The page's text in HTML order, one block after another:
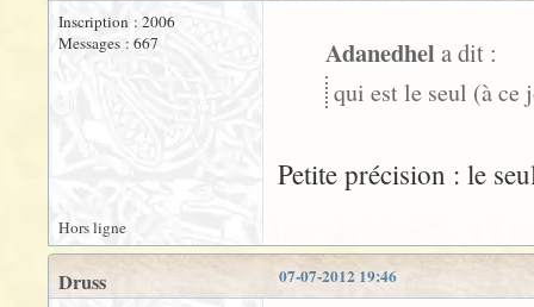
Inscription : 2006
Messages : 667
Adanedhel a dit :
qui est le seul (à
Petite précision : le
Hors ligne
07-07-2012 19:46
Druss